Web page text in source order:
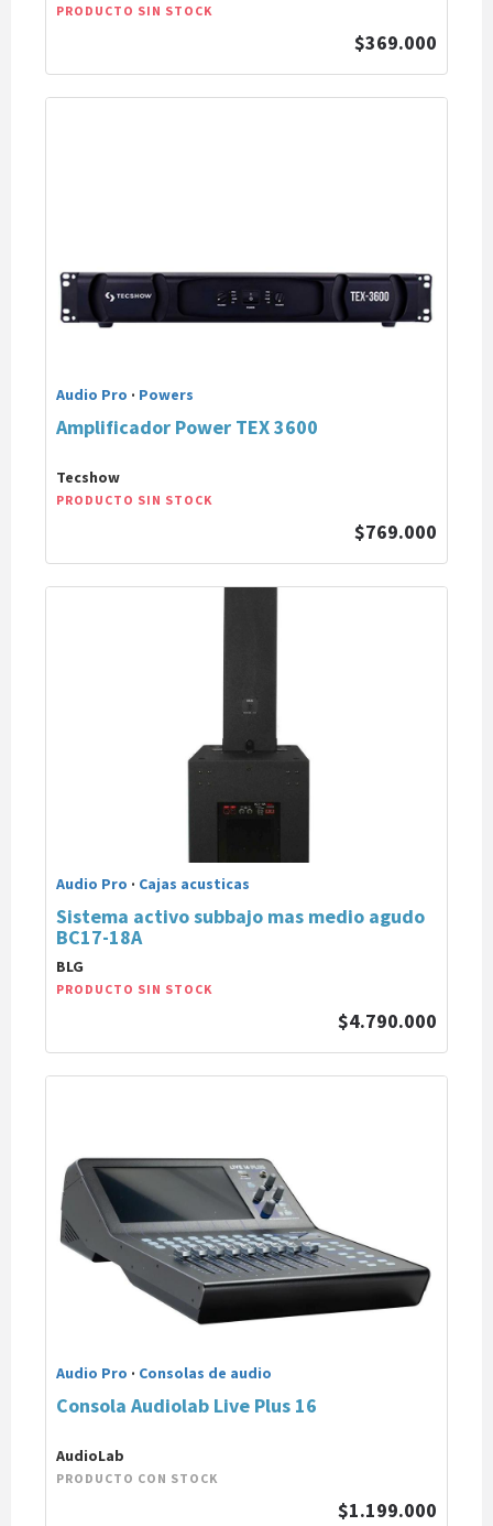
PRODUCTO SIN STOCK
$369.000
Audio Pro · Powers
Amplificador Power TEX 3600
Tecshow
PRODUCTO SIN STOCK
$769.000
Audio Pro · Cajas acusticas
Sistema activo subbajo mas medio agudo
BC17-18A
BLG
PRODUCTO SIN STOCK
$4.790.000
Audio Pro · Consolas de audio
Consola Audiolab Live Plus 16
AudioLab
PRODUCTO CON STOCK
$1.199.000